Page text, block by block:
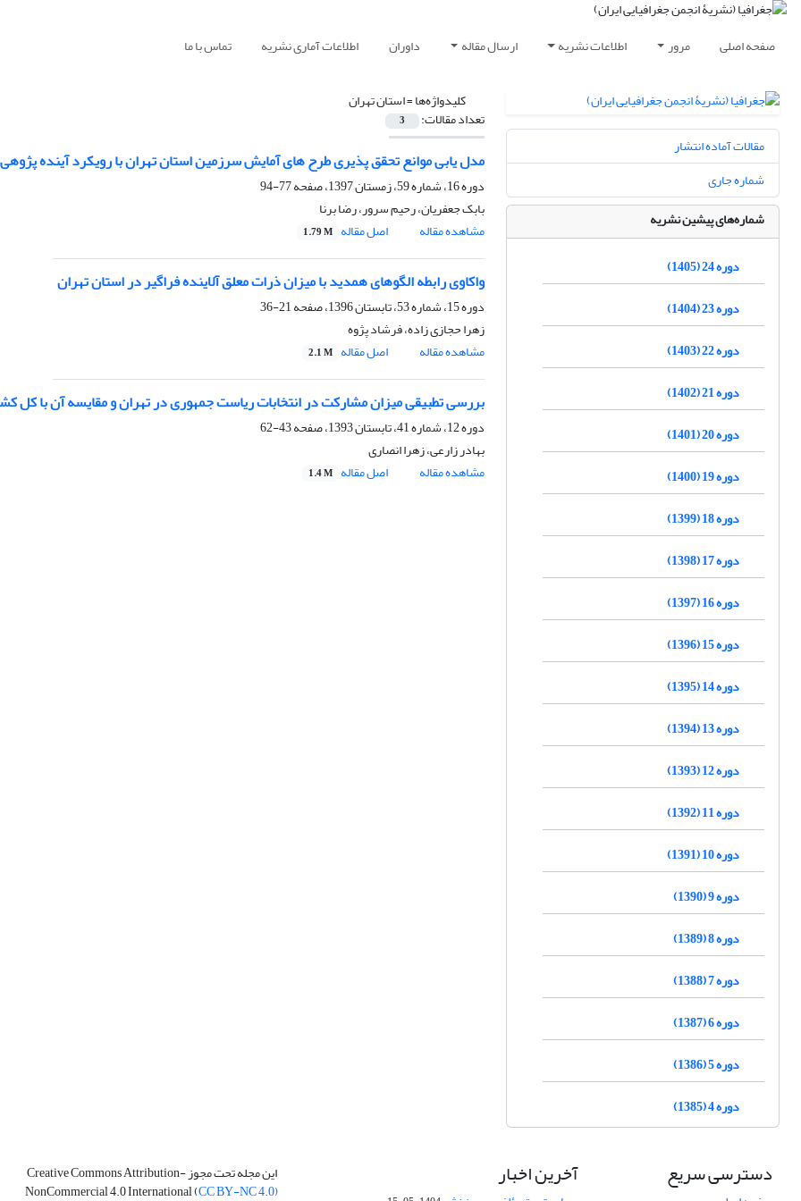
صفحه اصلی مرور اطلاعات نشریه ارسال مقاله داوران اطلاعات آماری نشریه تماس با ما
کلیدواژه‌ها =استان تهران
تعداد مقالات: 3
مدل یابی موانع تحقق پذیری طرح های آمایش سرزمین استان تهران با رویکرد آینده پژوهی
دوره 16، شماره 59، زمستان 1397، صفحه
77-94
بابک جعفریان، رحیم سرور، رضا برنا
مشاهده مقاله
اصل مقاله 1.79 M
واکاوی رابطه الگوهای همدید با میزان ذرات معلق آلاینده فراگیر در استان تهران
دوره 15، شماره 53، تابستان 1396، صفحه
21-36
زهرا حجازی زاده، فرشاد پژوه
مشاهده مقاله
اصل مقاله 2.1 M
بررسی تطبیقی میزان مشارکت در انتخابات ریاست جمهوری در تهران و مقایسه آن با کل
دوره 12، شماره 41، تابستان 1393، صفحه
43-62
بهادر زارعی، زهرا انصاری
مشاهده مقاله
اصل مقاله 1.4 M
مقالات آماده انتشار
شماره جاری
شماره‌های پیشین نشریه
دوره 24 (1405)
دوره 23 (1404)
دوره 22 (1403)
دوره 21 (1402)
دوره 20 (1401)
دوره 19 (1400)
دوره 18 (1399)
دوره 17 (1398)
دوره 16 (1397)
دوره 15 (1396)
دوره 14 (1395)
دوره 13 (1394)
دوره 12 (1393)
دوره 11 (1392)
دوره 10 (1391)
دوره 9 (1390)
دوره 8 (1389)
دوره 7 (1388)
دوره 6 (1387)
دوره 5 (1386)
دوره 4 (1385)
دسترسی سریع آخرین اخبار این مجله تحت مجوز Creative Commons Attribution-
NonCommercial 4.0 International (CC BY-NC 4.0)